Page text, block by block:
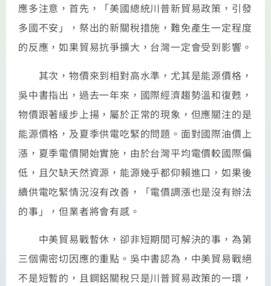
應多注意，首先，「美國總統川普新貿易政策，引發
多國不安」，祭出的新關稅措施，難免產生一定程度
的反應，如果貿易抗爭擴大，台灣一定會受到影響。
其次，物價來到相對高水準，尤其是能源價格，
吳中書指出，過去一年來，國際經濟趨勢溫和復甦，
物價跟著緩步上揚，屬於正常的現象，但應關注的是
能源價格，及夏季供電吃緊的問題。面對國際油價上
漲，夏季電價開始實施，由於台灣平均電價較國際偏
低，且欠缺天然資源，能源幾乎都仰賴進口，如果後
續供電吃緊情況沒有改善，「電價調漲也是沒有辦法
的事」，但業者將會有感。
中美貿易戰暫休，卻非短期間可解決的事，為第
三個需密切因應的重點。吳中書認為，中美貿易戰絕
不是短暫的，且鋼鋁關稅只是川普貿易政策的一環，